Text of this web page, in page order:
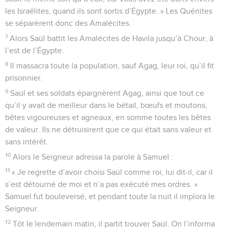
les Israélites, quand ils sont sortis d’Égypte. » Les Quénites
se séparèrent donc des Amalécites.
7 Alors Saül battit les Amalécites de Havila jusqu’à Chour, à
l’est de l’Égypte.
8 Il massacra toute la population, sauf Agag, leur roi, qu’il fit
prisonnier.
9 Saül et ses soldats épargnèrent Agag, ainsi que tout ce
qu’il y avait de meilleur dans le bétail, bœufs et moutons,
bêtes vigoureuses et agneaux, en somme toutes les bêtes
de valeur. Ils ne détruisirent que ce qui était sans valeur et
sans intérêt.
10 Alors le Seigneur adressa la parole à Samuel :
11 « Je regrette d’avoir choisi Saül comme roi, lui dit-il, car il
s’est détourné de moi et n’a pas exécuté mes ordres. »
Samuel fut bouleversé, et pendant toute la nuit il implora le
Seigneur.
12 Tôt le lendemain matin, il partit trouver Saül. On l’informa